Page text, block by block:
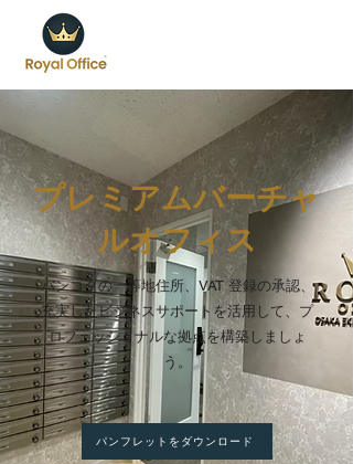
プレミアムバーチャ
ルオフィス
バンコクの一等地住所、VAT 登録の承認、
充実したビジネスサポートを活用して、プ
ロフェッショナルな拠点を構築しましょ
う。
パンフレットをダウンロード